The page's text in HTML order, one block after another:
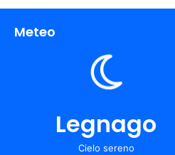
Meteo
Legnago
Cielo sereno